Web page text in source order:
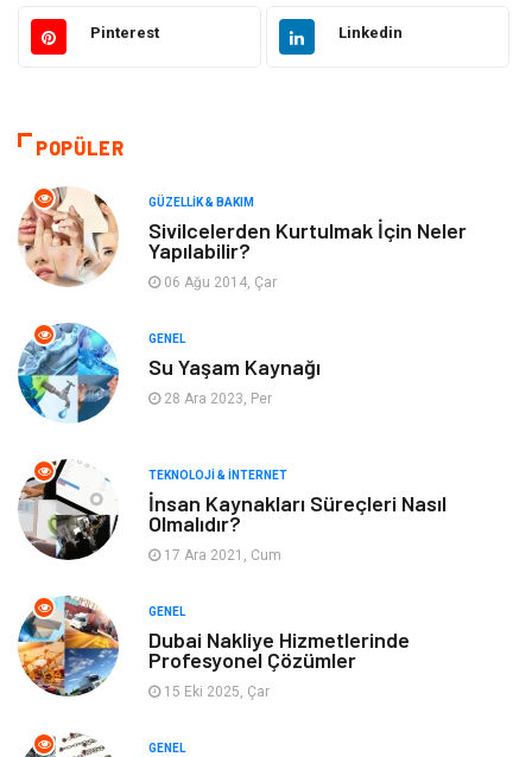
Moda Sağlıklı Yaşam
Bilgisayar & Yazılım
Makine
Giyim
Yeme & İçme
Keyif & Hobi Organizasyon
Gayrimenkul Spor
Finans& Ekonomi Anne & Çocuk
Genel Kültür
Ev İşleri
Mobilya
Pinterest Linkedin
POPÜLER
GÜZELLIK & BAKIM
Sivilcelerden Kurtulmak İçin Neler
Yapılabilir?
06 Ağu 2014, Çar
GENEL
Su Yaşam Kaynağı
28 Ara 2023, Per
TEKNOLOJI & İNTERNET
İnsan Kaynakları Süreçleri Nasıl
Olmalıdır?
17 Ara 2021, Cum
GENEL
Dubai Nakliye Hizmetlerinde
Profesyonel Çözümler
15 Eki 2025, Çar
GENEL